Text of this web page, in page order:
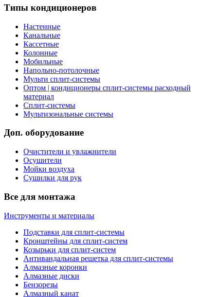
Типы кондиционеров
Настенные
Канальные
Кассетные
Колонные
Мобильные
Напольно-потолочные
Мульти сплит-системы
Оптом | кондиционеры сплит-системы расходный
материал
Сплит-системы
Мультизональные системы
Доп. оборудование
Очистители и увлажнители
Осушители
Мойки воздуха
Сушилки для рук
Все для монтажа
Инструменты и материалы
Подставки для сплит-системы
Кронштейны для сплит-систем
Козырьки для сплит-систем
Антивандальная решетка для сплит-системы
Алмазные коронки
Алмазные диски
Бензорезы
Алмазный канат